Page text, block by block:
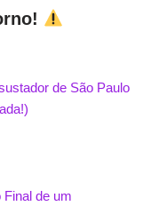
de São Paulo
Final de um